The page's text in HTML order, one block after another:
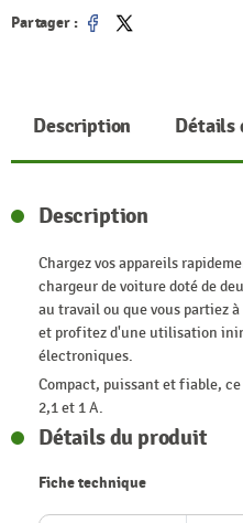
Partager :
Partager
Tweet
Description Détails
Description
Chargez vos appareils
chargeur de voiture doté de
au travail ou que vous partiez
et profitez d'une utilisation
électroniques.
Compact, puissant et fiable,
2,1 et 1 A.
Détails du produit
Fiche technique